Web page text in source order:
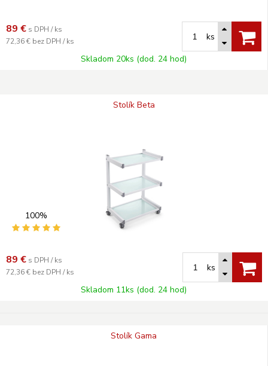
89 € s DPH / ks
72,36 € bez DPH / ks
ks
Skladom 20ks (dod. 24 hod)
Stolík Beta
100%
89 € s DPH / ks
72,36 € bez DPH / ks
ks
Skladom 11ks (dod. 24 hod)
Stolík Gama